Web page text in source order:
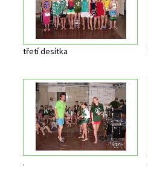
třetí desítka
.